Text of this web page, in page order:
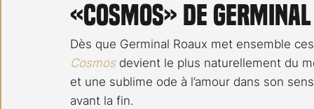
Carnet noir Open Air Série TV Stéfanie
«Cosmos» de
Dès que Germinal Roaux met ensemble
Cosmos devient le plus naturellement du
et une sublime ode à l’amour dans son
avant la fin.